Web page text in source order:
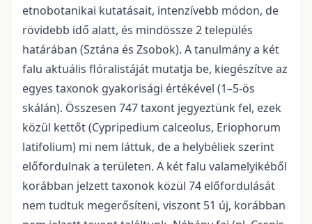
etnobotanikai kutatásait, intenzívebb módon, de
rövidebb idő alatt, és mindössze 2 település
határában (Sztána és Zsobok). A tanulmány a két
falu aktuális flóralistáját mutatja be, kiegészítve az
egyes taxonok gyakorisági értékével (1–5-ös
skálán). Összesen 747 taxont jegyeztünk fel, ezek
közül kettőt (Cypripedium calceolus, Eriophorum
latifolium) mi nem láttuk, de a helybéliek szerint
előfordulnak a területen. A két falu valamelyikéből
korábban jelzett taxonok közül 74 előfordulását
nem tudtuk megerősíteni, viszont 51 új, korábban